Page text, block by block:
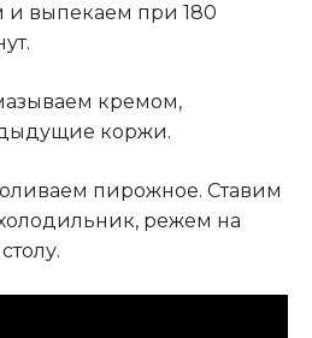
и выпекаем при 180
кремом,
коржи.
пирожное. Ставим
режем на